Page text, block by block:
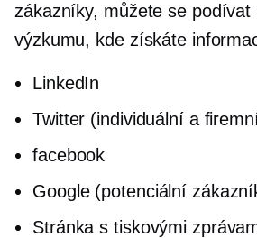
zákazníky, můžete se podívat
výzkumu, kde získáte
LinkedIn
Twitter (individuální a
facebook
Google (potenciální
Stránka s tiskovými